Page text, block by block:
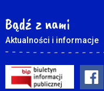
Bądź z nami
Aktualności i informacje